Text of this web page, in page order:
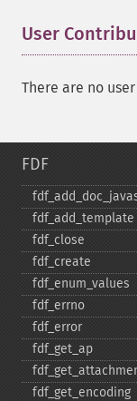
User
There are no
FDF
fdf_​add_​template
fdf_​close
fdf_​create
fdf_​enum_​values
fdf_​errno
fdf_​error
fdf_​get_​ap
fdf_​get_​encoding